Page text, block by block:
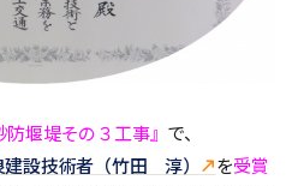
防堰堤その３工事』 で、
建設技術者（竹田 淳） を受賞